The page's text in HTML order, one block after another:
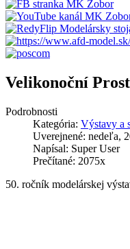
Velikonoční
Podrobnosti
Kategória: Výstavy a
Uverejnené: nedeľa,
Napísal: Super User
Prečítané: 2075x
50. ročník modelárskej